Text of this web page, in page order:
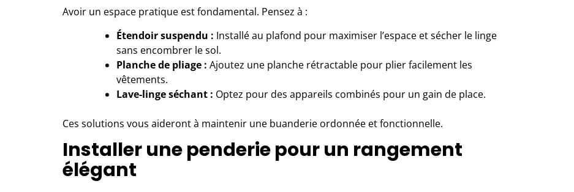
Avoir un espace pratique est fondamental. Pensez à :
Étendoir suspendu : Installé au plafond pour maximiser l’espace et sécher le linge
sans encombrer le sol.
Planche de pliage : Ajoutez une planche rétractable pour plier facilement les
vêtements.
Lave-linge séchant : Optez pour des appareils combinés pour un gain de place.
Ces solutions vous aideront à maintenir une buanderie ordonnée et fonctionnelle.
Installer une penderie pour un rangement
élégant